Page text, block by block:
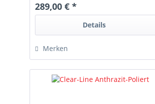
289,00 € *
Details
Merken